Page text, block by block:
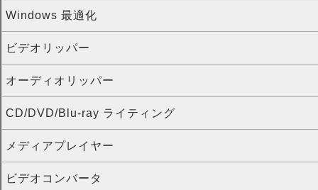
Windows 最適化
ビデオリッパー
オーディオリッパー
CD/DVD/Blu-ray ライティング
メディアプレイヤー
ビデオコンバータ